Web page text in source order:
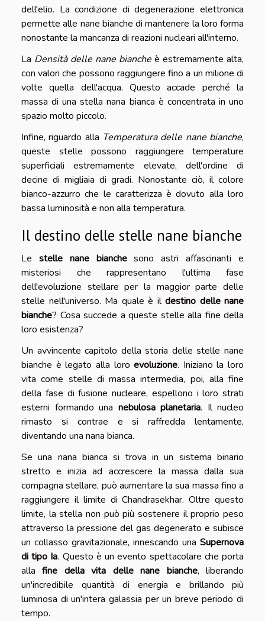
dell'elio. La condizione di degenerazione elettronica
permette alle nane bianche di mantenere la loro forma
nonostante la mancanza di reazioni nucleari all'interno.
La Densità delle nane bianche è estremamente alta,
con valori che possono raggiungere fino a un milione di
volte quella dell'acqua. Questo accade perché la
massa di una stella nana bianca è concentrata in uno
spazio molto piccolo.
Infine, riguardo alla Temperatura delle nane bianche,
queste stelle possono raggiungere temperature
superficiali estremamente elevate, dell'ordine di
decine di migliaia di gradi. Nonostante ciò, il colore
bianco-azzurro che le caratterizza è dovuto alla loro
bassa luminosità e non alla temperatura.
Il destino delle stelle nane bianche
Le stelle nane bianchesono astri affascinanti e
misteriosi che rappresentano l'ultima fase
dell'evoluzione stellare per la maggior parte delle
stelle nell'universo. Ma quale è il destino delle nane
bianche? Cosa succede a queste stelle alla fine della
loro esistenza?
Un avvincente capitolo della storia delle stelle nane
bianche è legato alla loroevoluzione. Iniziano la loro
vita come stelle di massa intermedia, poi, alla fine
della fase di fusione nucleare, espellono i loro strati
esterni formando una nebulosa planetaria. Il nucleo
rimasto si contrae e si raffredda lentamente,
diventando una nana bianca.
Se una nana bianca si trova in un sistema binario
stretto e inizia ad accrescere la massa dalla sua
compagna stellare, può aumentare la sua massa fino a
raggiungere il limite di Chandrasekhar. Oltre questo
limite, la stella non può più sostenere il proprio peso
attraverso la pressione del gas degenerato e subisce
un collasso gravitazionale, innescando una Supernova
di tipo Ia. Questo è un evento spettacolare che porta
allafine della vita delle nane bianche, liberando
un'incredibile quantità di energia e brillando più
luminosa di un'intera galassia per un breve periodo di
tempo.